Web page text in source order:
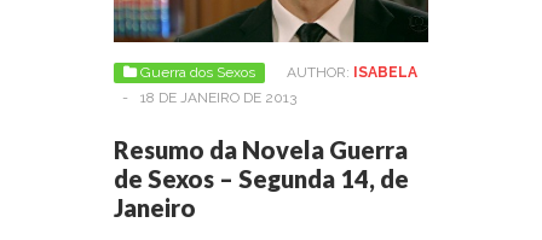
Guerra dos Sexos AUTHOR: ISABELA
-
18 DE JANEIRO DE 2013
Resumo da Novela Guerra
de Sexos – Segunda 14, de
Janeiro